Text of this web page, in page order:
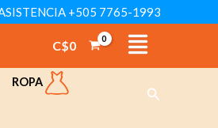
+505 7765-1993
C$0
ROPA
Buscar